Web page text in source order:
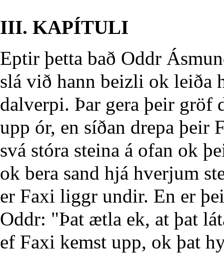
III. KAPÍTULI
Eptir þetta bað Oddr
slá við hann beizli ok leiða
dalverpi. Þar gera þeir gröf
upp ór, en síðan drepa
svá stóra steina á ofan ok
ok bera sand hjá hverjum
er Faxi liggr undir. En er
Oddr: "Þat ætla ek, at þat
ef Faxi kemst upp, ok þat